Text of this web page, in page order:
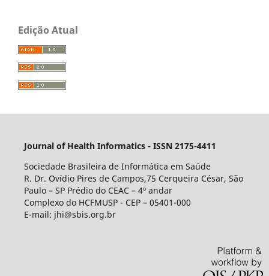
Edição Atual
Journal of Health Informatics - ISSN 2175-4411
Sociedade Brasileira de Informática em Saúde
R. Dr. Ovídio Pires de Campos,75 Cerqueira César, São
Paulo – SP Prédio do CEAC – 4º andar
Complexo do HCFMUSP - CEP – 05401-000
E-mail: jhi@sbis.org.br